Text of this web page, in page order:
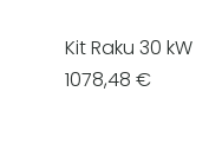
Kit Raku 30 kW
Prezzo
1078,48 €